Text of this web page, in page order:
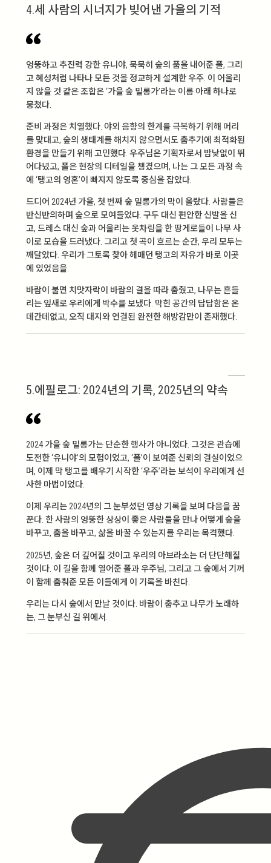
4.세 사람의 시너지가 빚어낸 가을의 기적
엉뚱하고 추진력 강한 유니야, 묵묵히 숲의 품을 내어준 폴, 그리
고 혜성처럼 나타나 모든 것을 정교하게 설계한 우주. 이 어울리
지 않을 것 같은 조합은 ‘가을 숲 밀롱가’라는 이름 아래 하나로
뭉쳤다.
준비 과정은 치열했다. 야외 음향의 한계를 극복하기 위해 머리
를 맞대고, 숲의 생태계를 해치지 않으면서도 춤추기에 최적화된
환경을 만들기 위해 고민했다. 우주님은 기획자로서 밤낮없이 뛰
어다녔고, 폴은 현장의 디테일을 챙겼으며, 나는 그 모든 과정 속
에 ‘탱고의 영혼’이 빠지지 않도록 중심을 잡았다.
드디어 2024년 가을, 첫 번째 숲 밀롱가의 막이 올랐다. 사람들은
반신반의하며 숲으로 모여들었다. 구두 대신 편안한 신발을 신
고, 드레스 대신 숲과 어울리는 옷차림을 한 땅게로들이 나무 사
이로 모습을 드러냈다. 그리고 첫 곡이 흐르는 순간, 우리 모두는
깨달았다. 우리가 그토록 찾아 헤매던 탱고의 자유가 바로 이곳
에 있었음을.
바람이 불면 치맛자락이 바람의 결을 따라 춤췄고, 나무는 흔들
리는 잎새로 우리에게 박수를 보냈다. 막힌 공간의 답답함은 온
데간데없고, 오직 대지와 연결된 완전한 해방감만이 존재했다.
5.에필로그: 2024년의 기록, 2025년의 약속
2024 가을 숲 밀롱가는 단순한 행사가 아니었다. 그것은 관습에
도전한 ‘유니야’의 모험이었고, ‘폴’이 보여준 신뢰의 결실이었으
며, 이제 막 탱고를 배우기 시작한 ‘우주’라는 보석이 우리에게 선
사한 마법이었다.
이제 우리는 2024년의 그 눈부셨던 영상 기록을 보며 다음을 꿈
꾼다. 한 사람의 엉뚱한 상상이 좋은 사람들을 만나 어떻게 숲을
바꾸고, 춤을 바꾸고, 삶을 바꿀 수 있는지를 우리는 목격했다.
2025년, 숲은 더 깊어질 것이고 우리의 아브라소는 더 단단해질
것이다. 이 길을 함께 열어준 폴과 우주님, 그리고 그 숲에서 기꺼
이 함께 춤춰준 모든 이들에게 이 기록을 바친다.
우리는 다시 숲에서 만날 것이다. 바람이 춤추고 나무가 노래하
는, 그 눈부신 길 위에서.